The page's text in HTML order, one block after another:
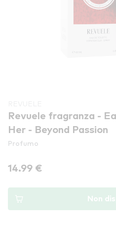
Revuele fragranza -
Her - Beyond Passion
Profumo
14.99 €
Non